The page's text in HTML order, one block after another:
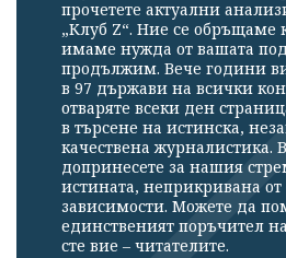
прочетете актуални
„Клуб Z“. Ние се обръщаме
имаме нужда от вашата
продължим. Вече години
в 97 държави на всички
отваряте всеки ден
в търсене на истинска,
качествена журналистика.
допринесете за нашия
истината, неприкривана
зависимости. Можете да
единственият поръчител
сте вие – читателите.